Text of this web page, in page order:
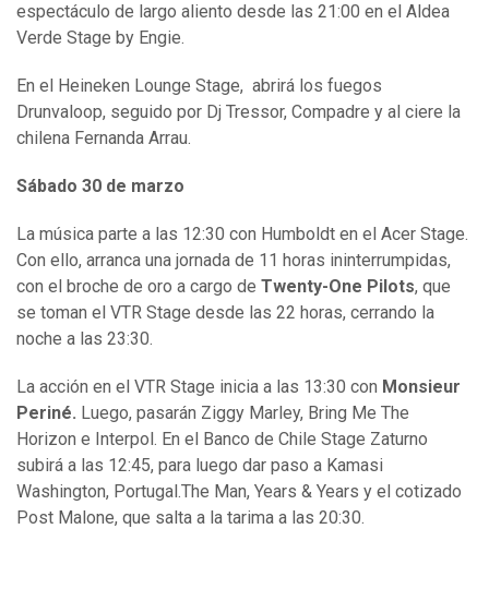
espectáculo de largo aliento desde las 21:00 en el Aldea
Verde Stage by Engie.
En el Heineken Lounge Stage, abrirá los fuegos
Drunvaloop, seguido por Dj Tressor, Compadre y al ciere la
chilena Fernanda Arrau.
Sábado 30 de marzo
La música parte a las 12:30 con Humboldt en el Acer Stage.
Con ello, arranca una jornada de 11 horas ininterrumpidas,
con el broche de oro a cargo de Twenty-One Pilots, que
se toman el VTR Stage desde las 22 horas, cerrando la
noche a las 23:30.
La acción en el VTR Stage inicia a las 13:30 con Monsieur
Periné. Luego, pasarán Ziggy Marley, Bring Me The
Horizon e Interpol. En el Banco de Chile Stage Zaturno
subirá a las 12:45, para luego dar paso a Kamasi
Washington, Portugal.The Man, Years & Years y el cotizado
Post Malone, que salta a la tarima a las 20:30.